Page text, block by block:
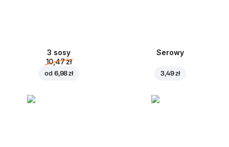
3 sosy
10,47 zł
od 6,98 zł
Serowy
3,49 zł